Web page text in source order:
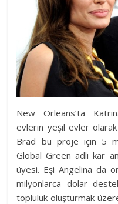
New Orleans’ta
evlerin yeşil evler
Brad bu proje için 5
Global Green adlı kar
üyesi. Eşi Angelina da
milyonlarca dolar
topluluk oluşturmak